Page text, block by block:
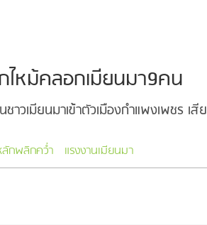
ไหม้คลอกเมียนมา9คน
าวเมียนมาเข้าตัวเมืองกำแพงเพชร
ลักพลิกคว่ำ แรงงานเมียนมา